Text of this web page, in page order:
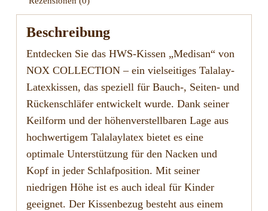
Beschreibung
Entdecken Sie das HWS-Kissen „Medisan“ von
NOX COLLECTION – ein vielseitiges Talalay-
Latexkissen, das speziell für Bauch-, Seiten- und
Rückenschläfer entwickelt wurde. Dank seiner
Keilform und der höhenverstellbaren Lage aus
hochwertigem Talalaylatex bietet es eine
optimale Unterstützung für den Nacken und
Kopf in jeder Schlafposition. Mit seiner
niedrigen Höhe ist es auch ideal für Kinder
geeignet. Der Kissenbezug besteht aus einem